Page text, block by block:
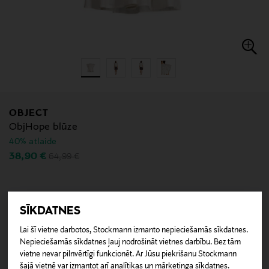
SĪKDATNES
Lai šī vietne darbotos, Stockmann izmanto nepieciešamās sīkdatnes.
Nepieciešamās sīkdatnes ļauj nodrošināt vietnes darbību. Bez tām
vietne nevar pilnvērtīgi funkcionēt. Ar Jūsu piekrišanu Stockmann
šajā vietnē var izmantot arī analītikas un mārketinga sīkdatnes.
OBJECT
ObjHope blūze
40% atlaide
Discounted Price
38,90 € Original Price
64,99 €
ATRAST SAVU IZMĒRU